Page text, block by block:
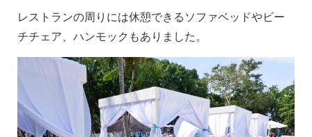
レストランの周りには休憩できるソファベッドやビー
チチェア、ハンモックもありました。